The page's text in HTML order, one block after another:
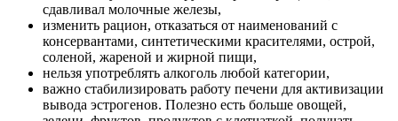
сдавливал молочные железы,
изменить рацион, отказаться от наименований с
консервантами, синтетическими красителями, острой,
соленой, жареной и жирной пищи,
нельзя употреблять алкоголь любой категории,
важно стабилизировать работу печени для активизации
вывода эстрогенов. Полезно есть больше овощей,